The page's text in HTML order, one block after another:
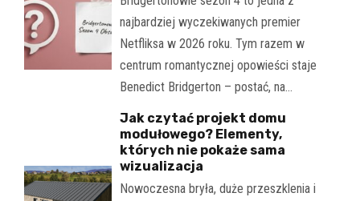
najbardziej wyczekiwanych premier
Netfliksa w 2026 roku. Tym razem w
centrum romantycznej opowieści staje
Benedict Bridgerton – postać, na…
Jak czytać projekt domu
modułowego? Elementy,
których nie pokaże sama
wizualizacja
Nowoczesna bryła, duże przeszklenia i